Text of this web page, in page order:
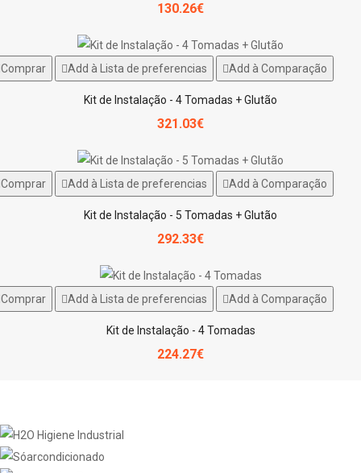
130.26€
Comprar Add à Lista de preferencias Add à Comparação
Kit de Instalação - 4 Tomadas + Glutão
321.03€
Comprar Add à Lista de preferencias Add à Comparação
Kit de Instalação - 5 Tomadas + Glutão
292.33€
Comprar Add à Lista de preferencias Add à Comparação
Kit de Instalação - 4 Tomadas
224.27€